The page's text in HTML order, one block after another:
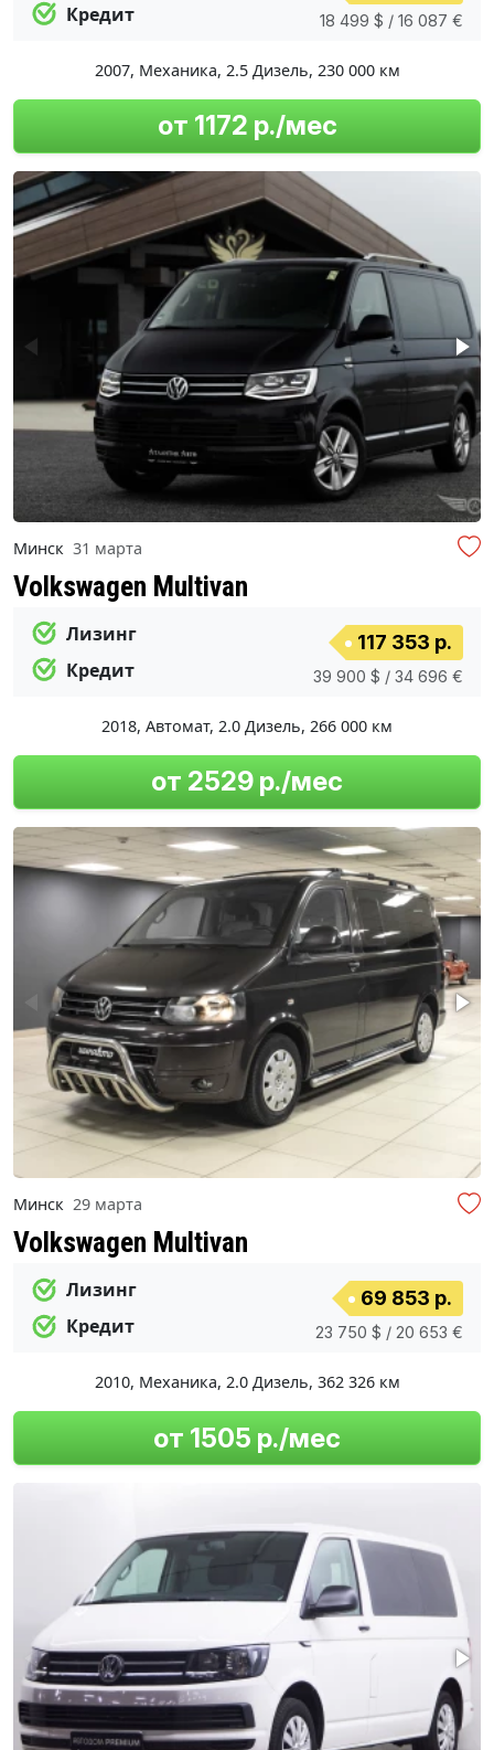
Кредит
18 499 $ / 16 087 €
2007, Механика, 2.5 Дизель, 230 000 км
от 1172 р./мес
Минск 31 марта
Volkswagen Multivan
Лизинг
Кредит
117 353 р.
39 900 $ / 34 696 €
2018, Автомат, 2.0 Дизель, 266 000 км
от 2529 р./мес
Минск 29 марта
Volkswagen Multivan
Лизинг
Кредит
69 853 р.
23 750 $ / 20 653 €
2010, Механика, 2.0 Дизель, 362 326 км
от 1505 р./мес